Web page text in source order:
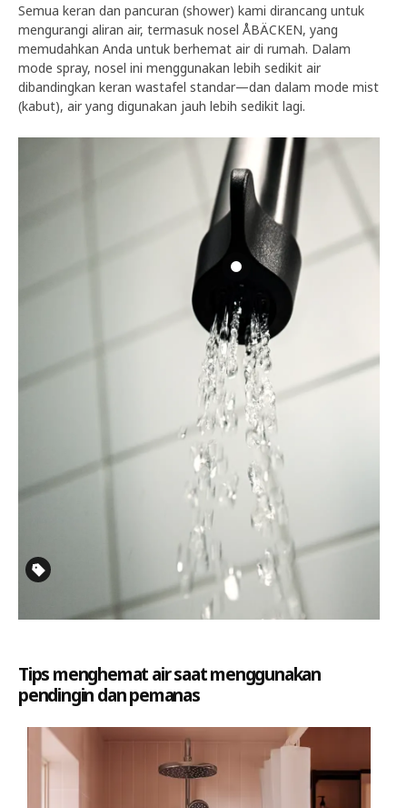
Semua keran dan pancuran (shower) kami dirancang untuk
mengurangi aliran air, termasuk nosel ÅBÄCKEN, yang
memudahkan Anda untuk berhemat air di rumah. Dalam
mode spray, nosel ini menggunakan lebih sedikit air
dibandingkan keran wastafel standar—dan dalam mode mist
(kabut), air yang digunakan jauh lebih sedikit lagi.
Tips menghemat air saat menggunakan
pendingin dan pemanas